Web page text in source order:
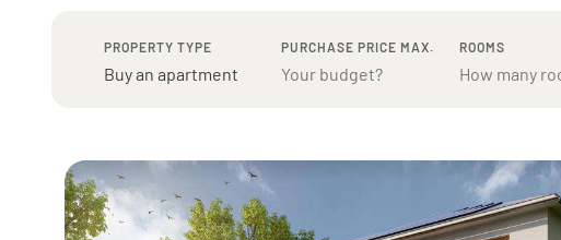
PROPERTY TYPE PURCHASE PRICE MAX. ROOMS